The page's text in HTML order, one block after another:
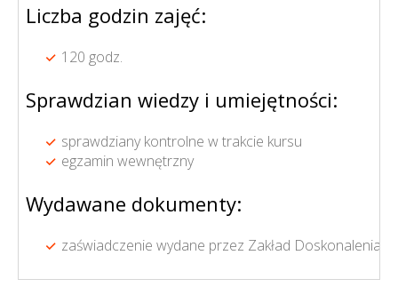
Liczba godzin zajęć:
120 godz.
Sprawdzian wiedzy i umiejętności:
sprawdziany kontrolne w trakcie kursu
egzamin wewnętrzny
Wydawane dokumenty:
zaświadczenie wydane przez Zakład Doskonalenia